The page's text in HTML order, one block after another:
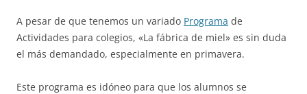
A pesar de que tenemos un variado Programa de
Actividades para colegios, «La fábrica de miel» es sin duda
el más demandado, especialmente en primavera.
Este programa es idóneo para que los alumnos se